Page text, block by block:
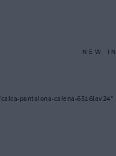
NEW IN
calca-pantalona-caiena-6516lav24